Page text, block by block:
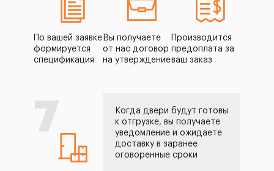
По вашей заявке
формируется
спецификация
Вы получаете
от нас договор
на утверждение
Производится
предоплата за
ваш заказ
7
Когда двери будут готовы
к отгрузке, вы получаете
уведомление и ожидаете
доставку в заранее
оговоренные сроки